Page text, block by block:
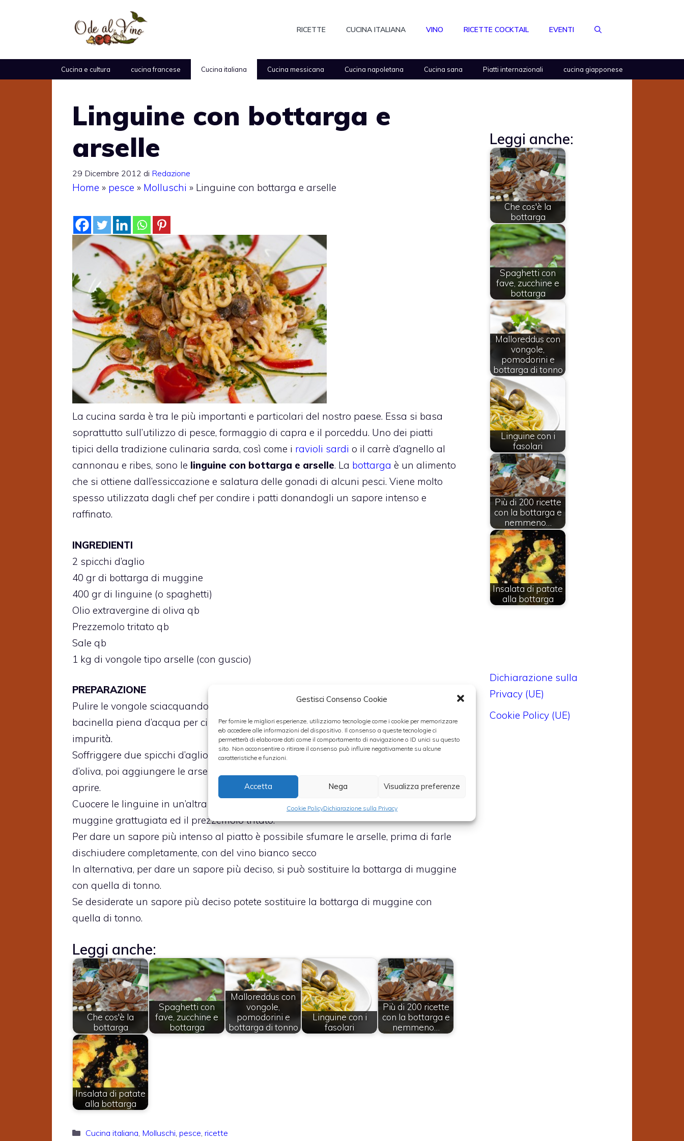
Gestisci Consenso Cookie
Per fornire le migliori esperienze, utilizziamo tecnologie come i cookie per memorizzare
e/o accedere alle informazioni del dispositivo. Il consenso a queste tecnologie ci
permetterà di elaborare dati come il comportamento di navigazione o ID unici su questo
sito. Non acconsentire o ritirare il consenso può influire negativamente su alcune
caratteristiche e funzioni.
Accetta Nega Visualizza preferenze
Cookie PolicyDichiarazione sulla Privacy
RICETTE CUCINA ITALIANA VINO RICETTE COCKTAIL EVENTI
Cucina e cultura cucina francese Cucina italiana Cucina messicana Cucina napoletana Cucina sana Piatti internazionali cucina giapponese
Linguine con bottarga e
arselle
29 Dicembre 2012 di Redazione
Home » pesce » Molluschi » Linguine con bottarga e arselle
La cucina sarda è tra le più importanti e particolari del nostro paese. Essa si basa
soprattutto sull’utilizzo di pesce, formaggio di capra e il porceddu. Uno dei piatti
tipici della tradizione culinaria sarda, così come i ravioli sardi o il carrè d’agnello al
cannonau e ribes, sono le linguine con bottarga e arselle. La bottarga è un alimento
che si ottiene dall’essiccazione e salatura delle gonadi di alcuni pesci. Viene molto
spesso utilizzata dagli chef per condire i patti donandogli un sapore intenso e
raffinato.
INGREDIENTI
2 spicchi d’aglio
40 gr di bottarga di muggine
400 gr di linguine (o spaghetti)
Olio extravergine di oliva qb
Prezzemolo tritato qb
Sale qb
1 kg di vongole tipo arselle (con guscio)
PREPARAZIONE
Pulire le vongole sciacquandole sotto acqua corrente fredda ed immergerle in una
bacinella piena d’acqua per circa mezz’ora, in maniera tale da spurgarle dalle
impurità.
Soffriggere due spicchi d’aglio schiacciato in una padella con olio extravergine
d’oliva, poi aggiungere le arselle e coprire la padella con un coperchio per farle
aprire.
Cuocere le linguine in un’altra pentola e condirle con le linguine, la bottarga di
muggine grattugiata ed il prezzemolo tritato.
Per dare un sapore più intenso al piatto è possibile sfumare le arselle, prima di farle
dischiudere completamente, con del vino bianco secco
In alternativa, per dare un sapore più deciso, si può sostituire la bottarga di muggine
con quella di tonno.
Se desiderate un sapore più deciso potete sostituire la bottarga di muggine con
quella di tonno.
Leggi anche:
Che cos'è la
bottarga
Spaghetti con
fave, zucchine e
bottarga
Malloreddus con
vongole,
pomodorini e
bottarga di tonno
Linguine con i
fasolari
Più di 200 ricette
con la bottarga e
nemmeno…
Insalata di patate
alla bottarga
Categorie
Cucina italiana Molluschi pesce ricette
Leggi anche:
Che cos'è la
bottarga
Spaghetti con
fave, zucchine e
bottarga
Malloreddus con
vongole,
pomodorini e
bottarga di tonno
Linguine con i
fasolari
Più di 200 ricette
con la bottarga e
nemmeno…
Insalata di patate
alla bottarga
Dichiarazione sulla
Privacy (UE)
Cookie Policy (UE)